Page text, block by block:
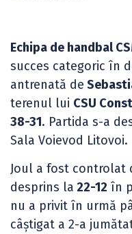
Echipa de handbal
succes categoric în
antrenată de
terenul lui CSU
38-31. Partida s-a
Sala Voievod Litovoi.
Joul a fost controlat
desprins la 22-12 în
nu a privit în urmă
câștigat a 2-a